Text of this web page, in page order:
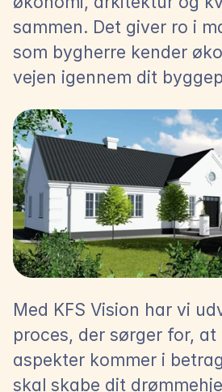
sammen. Det giver ro i
som bygherre kender
vejen igennem dit
Med KFS Vision har vi
proces, der sørger for, at
aspekter kommer i
skal skabe dit